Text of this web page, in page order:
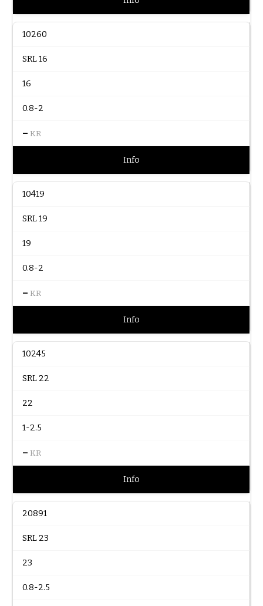
10260
SRL 16
16
0.8-2
– KR
Info
10419
SRL 19
19
0.8-2
– KR
Info
10245
SRL 22
22
1-2.5
– KR
Info
20891
SRL 23
23
0.8-2.5